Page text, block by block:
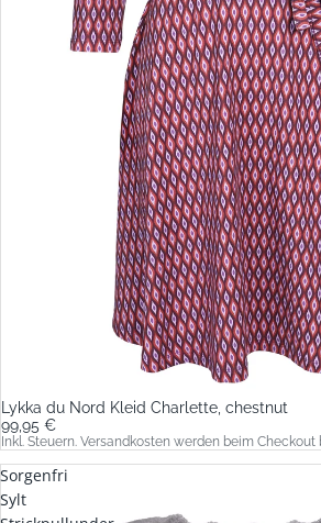
Lykka du Nord Kleid Charlette, chestnut
99,95 €
Inkl. Steuern. Versandkosten werden beim Checkout
Sorgenfri
Sylt